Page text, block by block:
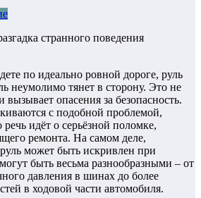
по идеально ровной дороге, руль
неумолимо тянет в сторону. Это не
вызывает опасения за безопасность.
с подобной проблемой,
идёт о серьёзной поломке,
ремонта. На самом деле,
может быть искривлен при
быть весьма разнообразными – от
давления в шинах до более
в ходовой части автомобиля.